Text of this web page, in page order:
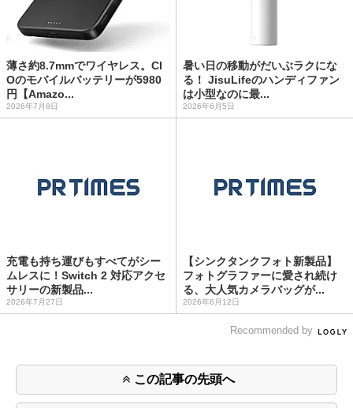
薄さ約8.7mmでワイヤレス。CI
Oのモバイルバッテリーが5980
円【Amazo...
2026年7月8日
暑い日の移動がだいぶラクにな
る！ JisuLifeのハンディファン
は小型なのに最...
2026年6月5日
充電も持ち運びもすべてがシー
ムレスに！Switch 2 対応アクセ
サリーの新製品...
2026年7月27日
【シンクタンクフォト新製品】
フォトグラファーに愛され続け
る、大人気カメラバッグが...
2026年6月12日
Recommended by
この記事の先頭へ